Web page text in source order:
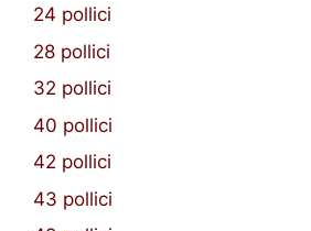
24 pollici
28 pollici
32 pollici
40 pollici
42 pollici
43 pollici